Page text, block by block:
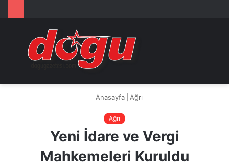
Arama
...
Anasayfa Ağrı
Ağrı
Yeni İdare ve Vergi
Mahkemeleri Kuruldu